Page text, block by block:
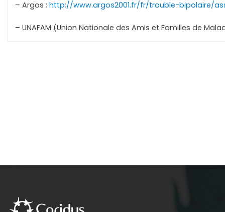
– Argos :http://www.argos2001.fr/fr/trouble-bipolaire/
– UNAFAM (Union Nationale des Amis et Familles de